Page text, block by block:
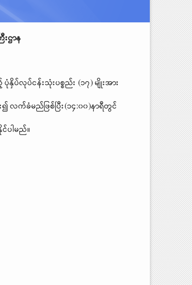
ဌာန
ပ်လုပ်ငန်းသုံးပစ္စည်း (၁၇) မျိုးအား
လက်ခံမည်ဖြစ်ပြီး(၁၄:၀၀)နာရီတွင်
ါမည်။